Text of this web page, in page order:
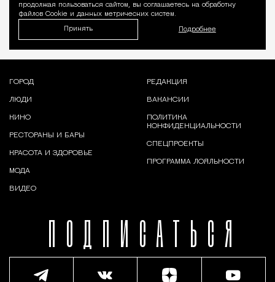
продолжая пользоваться сайтом, вы соглашаетесь на обработку
файлов Cookie и данных метрических систем.
Принять Подробнее
ПОДПИСАТЬСЯ
ГОРОД
ЛЮДИ
КИНО
РЕСТОРАНЫ И БАРЫ
КРАСОТА И ЗДОРОВЬЕ
МОДА
ВИДЕО
РЕДАКЦИЯ
ВАКАНСИИ
ПОЛИТИКА
КОНФИДЕНЦИАЛЬНОСТИ
СПЕЦПРОЕКТЫ
ПРОГРАММА ЛОЯЛЬНОСТИ